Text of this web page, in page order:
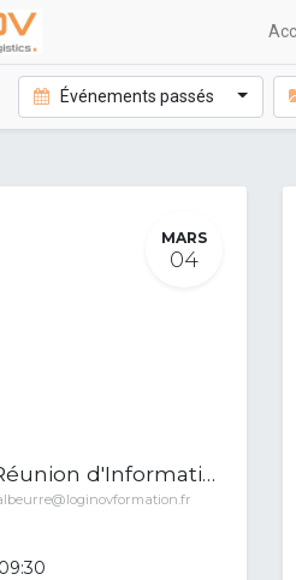
Événements passés
MARS
04
S'inscrire - Réunion d'Informations Collective
09:30